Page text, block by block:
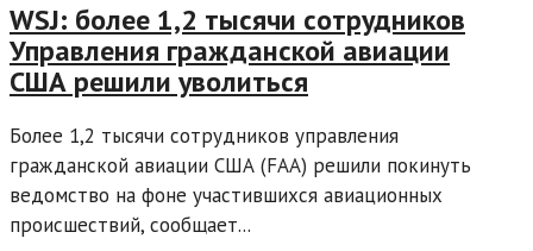
WSJ: более 1,2 тысячи сотрудников
Управления гражданской авиации
США решили уволиться
Более 1,2 тысячи сотрудников управления
гражданской авиации США (FAA) решили покинуть
ведомство на фоне участившихся авиационных
происшествий, сообщает...